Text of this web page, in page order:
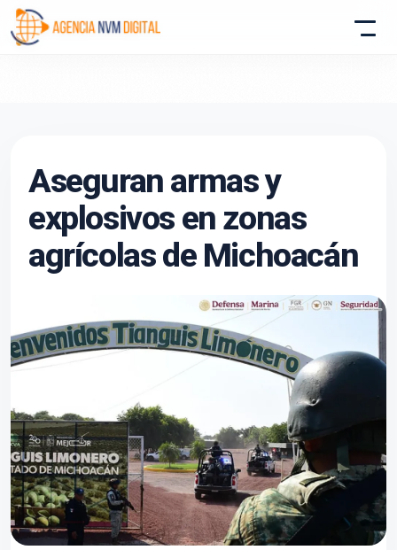
Aseguran armas y
explosivos en zonas
agrícolas de Michoacán
Asistente conectado